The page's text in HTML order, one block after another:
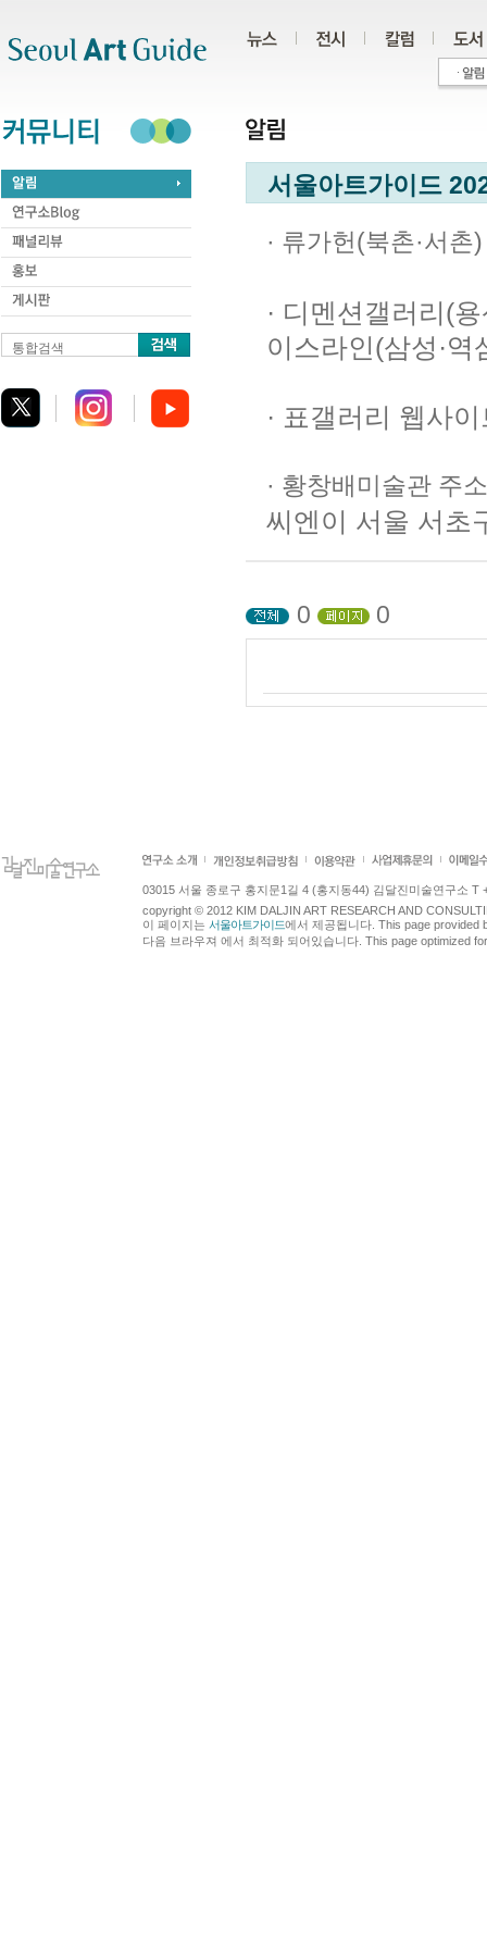
통합검색
서울아트가이드
· 류가헌(북촌·서
· 디멘션갤러리(
이스라인(삼성·
· 표갤러리 웹사
· 황창배미술관 주
씨엔이 서울 서초
0 0
03015 서울 종로구 홍지문1길 4 (홍지동44) 김달진미술연구소 T
copyright © 2012 KIM DALJIN ART RESEARCH AND
이 페이지는 서울아트가이드에서 제공됩니다. This page provided
다음 브라우져 에서 최적화 되어있습니다. This page optimized